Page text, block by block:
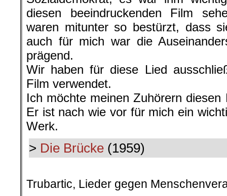
diesen beeindruckenden Film
waren mitunter so bestürzt, dass
auch für mich war die
prägend.
Wir haben für diese Lied
Film verwendet.
Ich möchte meinen Zuhörern
Er ist nach wie vor für mich ein
Werk.
> Die Brücke (1959)
Trubartic, Lieder gegen